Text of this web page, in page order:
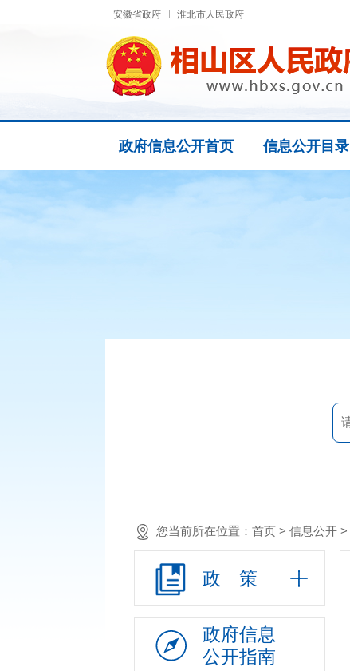
安徽省政府 淮北市人民政府
政府信息公开首页 信息公开目录
您当前所在位置： 首页 > 信息公开 >
政 策
政府信息
公开指南